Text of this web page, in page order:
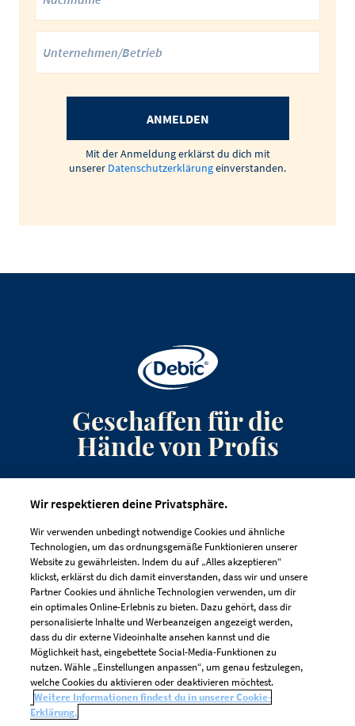
ANMELDEN
Mit der Anmeldung erklärst du dich mit
unserer Datenschutzerklärungeinverstanden.
Geschaffen für die
Hände von Profis
Häufig gestellte Fragen
IMPRESSUM
DATENSCHUTZRICHTLINIE
COOKIE-RICHTLINIEN
Cookie-Einstellungen
Wir respektieren deine Privatsphäre.
Wir verwenden unbedingt notwendige Cookies und ähnliche
Technologien, um das ordnungsgemäße Funktionieren unserer
Website zu gewährleisten. Indem du auf „Alles akzeptieren“
klickst, erklärst du dich damit einverstanden, dass wir und unsere
Partner Cookies und ähnliche Technologien verwenden, um dir
ein optimales Online-Erlebnis zu bieten. Dazu gehört, dass dir
personalisierte Inhalte und Werbeanzeigen angezeigt werden,
dass du dir externe Videoinhalte ansehen kannst und die
Möglichkeit hast, eingebettete Social-Media-Funktionen zu
nutzen. Wähle „Einstellungen anpassen“, um genau festzulegen,
welche Cookies du aktivieren oder deaktivieren möchtest.
Weitere Informationen findest du in unserer Cookie-
Erklärung.